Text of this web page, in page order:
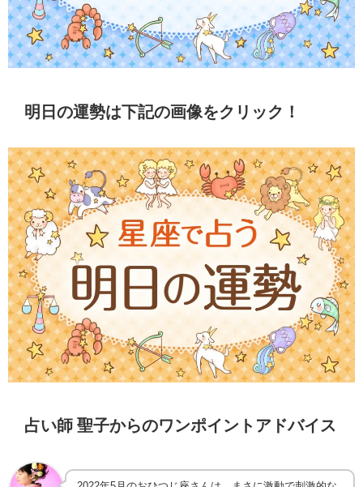
明日の運勢は下記の画像をクリック！
占い師 聖子からのワンポイントアドバイス